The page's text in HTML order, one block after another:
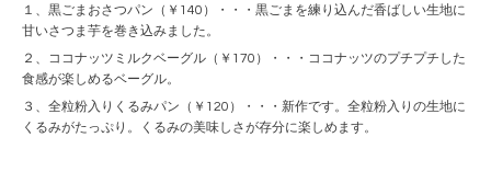
１、黒ごまおさつパン（￥140）・・・黒ごまを練り込んだ香ばしい生地に
甘いさつま芋を巻き込みました。
２、ココナッツミルクベーグル（￥170）・・・ココナッツのプチプチした
食感が楽しめるベーグル。
３、全粒粉入りくるみパン（￥120）・・・新作です。全粒粉入りの生地に
くるみがたっぷり。くるみの美味しさが存分に楽しめます。